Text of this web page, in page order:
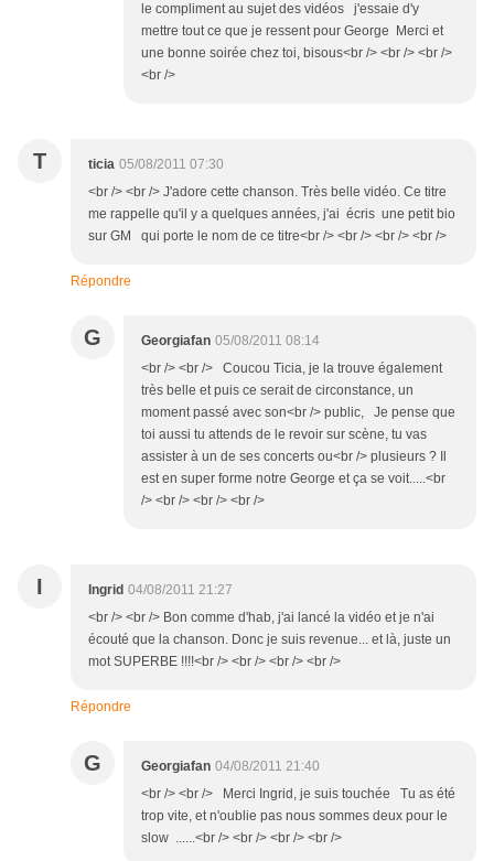
le compliment au sujet des vidéos j'essaie d'y
mettre tout ce que je ressent pour George Merci et
une bonne soirée chez toi, bisous<br /> <br /> <br />
<br />
T ticia 05/08/2011 07:30
<br /> <br /> J'adore cette chanson. Très belle vidéo. Ce titre
me rappelle qu'il y a quelques années, j'ai écris une petit bio
sur GM qui porte le nom de ce titre<br /> <br /> <br /> <br />
Répondre
G Georgiafan 05/08/2011 08:14
<br /> <br /> Coucou Ticia, je la trouve également
très belle et puis ce serait de circonstance, un
moment passé avec son<br /> public, Je pense que
toi aussi tu attends de le revoir sur scène, tu vas
assister à un de ses concerts ou<br /> plusieurs ? Il
est en super forme notre George et ça se voit.....<br
/> <br /> <br /> <br />
I Ingrid 04/08/2011 21:27
<br /> <br /> Bon comme d'hab, j'ai lancé la vidéo et je n'ai
écouté que la chanson. Donc je suis revenue... et là, juste un
mot SUPERBE !!!!<br /> <br /> <br /> <br />
Répondre
G Georgiafan 04/08/2011 21:40
<br /> <br /> Merci Ingrid, je suis touchée Tu as été
trop vite, et n'oublie pas nous sommes deux pour le
slow ......<br /> <br /> <br /> <br />